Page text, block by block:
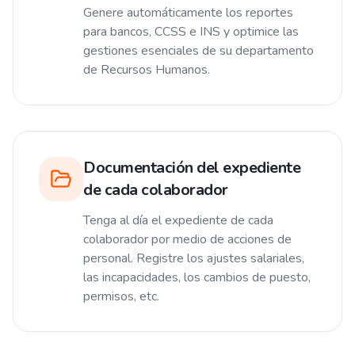
Genere automáticamente los reportes
para bancos, CCSS e INS y optimice las
gestiones esenciales de su departamento
de Recursos Humanos.
Documentación del expediente
de cada colaborador
Tenga al día el expediente de cada
colaborador por medio de acciones de
personal. Registre los ajustes salariales,
las incapacidades, los cambios de puesto,
permisos, etc.